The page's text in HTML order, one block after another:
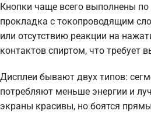
Кнопки чаще всего выполнены
прокладка с токопроводящим
или отсутствию реакции на
контактов спиртом, что требует
Дисплеи бывают двух типов:
потребляют меньше энергии и
экраны красивы, но боятся